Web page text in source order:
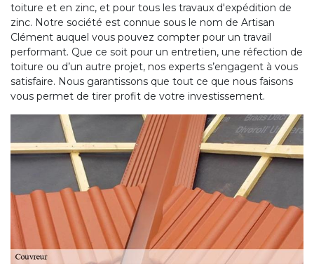
toiture et en zinc, et pour tous les travaux d'expédition de
zinc. Notre société est connue sous le nom de Artisan
Clément auquel vous pouvez compter pour un travail
performant. Que ce soit pour un entretien, une réfection de
toiture ou d’un autre projet, nos experts s’engagent à vous
satisfaire. Nous garantissons que tout ce que nous faisons
vous permet de tirer profit de votre investissement.